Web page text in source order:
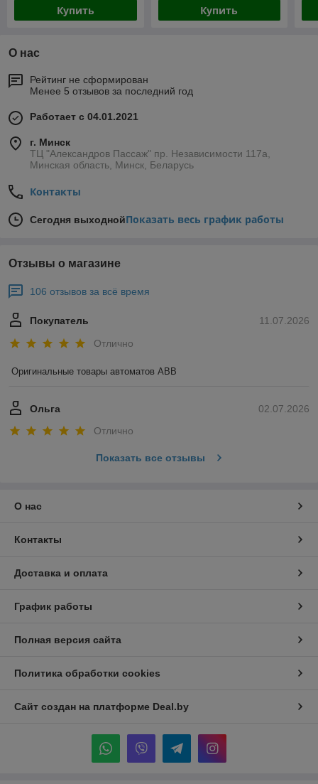
Купить Купить
О нас
Рейтинг не сформирован
Менее 5 отзывов за последний год
Работает с 04.01.2021
г. Минск
ТЦ "Александров Пассаж" пр. Независимости 117а,
Минская область, Минск, Беларусь
Контакты
Сегодня выходнойПоказать весь график работы
Отзывы о магазине
106 отзывов за всё время
11.07.2026
Покупатель
Отлично
Оригинальные товары автоматов ABB
02.07.2026
Ольга
Отлично
Показать все отзывы
О нас
Контакты
Доставка и оплата
График работы
Полная версия сайта
Политика обработки cookies
Сайт создан на платформе Deal.by